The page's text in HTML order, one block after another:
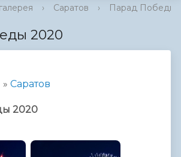
› Саратов › Парад Победы
2020
» Саратов
2020